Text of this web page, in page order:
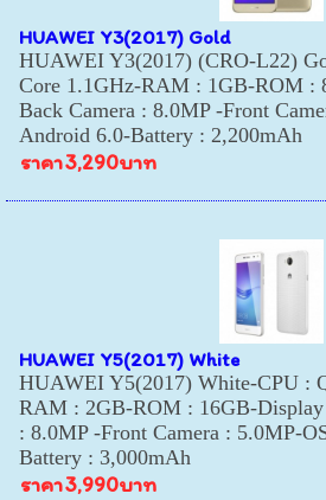
HUAWEI Y3(2017) Gold
HUAWEI Y3(2017) (CRO-L22)
Core 1.1GHz-RAM : 1GB-ROM :
Back Camera : 8.0MP -Front
Android 6.0-Battery : 2,200mAh
ราคา3,290บาท
HUAWEI Y5(2017) White
HUAWEI Y5(2017) White-CPU :
RAM : 2GB-ROM : 16GB-
: 8.0MP -Front Camera : 5.0MP-
Battery : 3,000mAh
ราคา3,990บาท